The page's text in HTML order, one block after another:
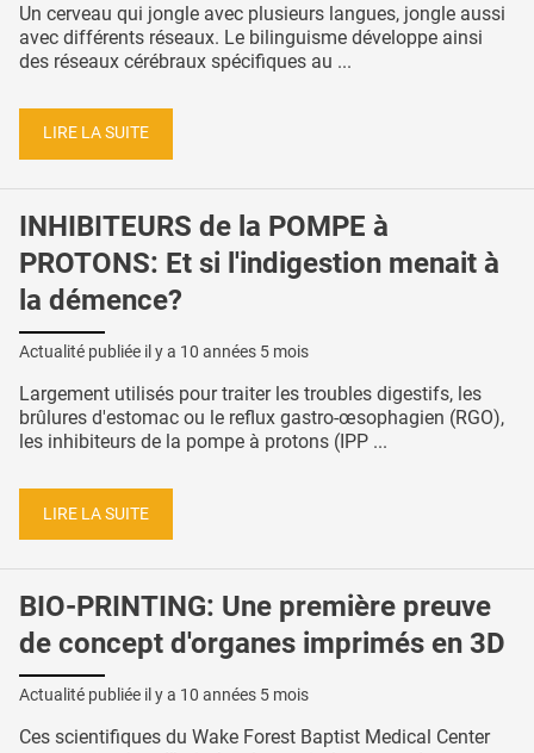
Un cerveau qui jongle avec plusieurs langues, jongle aussi
avec différents réseaux. Le bilinguisme développe ainsi
des réseaux cérébraux spécifiques au ...
LIRE LA SUITE
INHIBITEURS de la POMPE à
PROTONS: Et si l'indigestion menait à
la démence?
Actualité publiée il y a 10 années 5 mois
Largement utilisés pour traiter les troubles digestifs, les
brûlures d'estomac ou le reflux gastro-œsophagien (RGO),
les inhibiteurs de la pompe à protons (IPP ...
LIRE LA SUITE
BIO-PRINTING: Une première preuve
de concept d'organes imprimés en 3D
Actualité publiée il y a 10 années 5 mois
Ces scientifiques du Wake Forest Baptist Medical Center